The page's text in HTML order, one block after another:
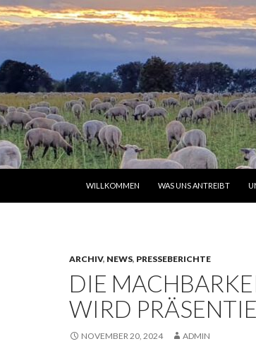
WILLKOMMEN
WAS UNS ANTREIBT
ARCHIV, NEWS, PRESSEBERICHTE
DIE
WIRD
NOVEMBER 20, 2024 ADMIN